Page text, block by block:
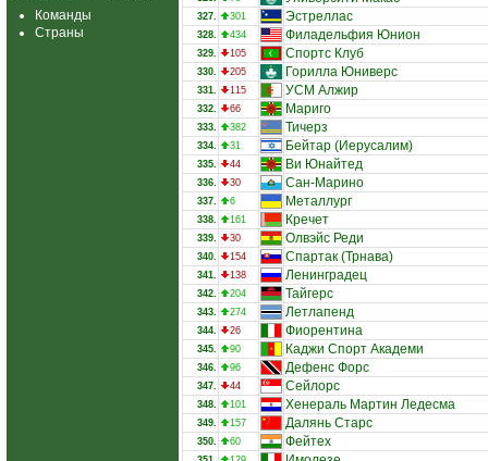
Команды
Страны
327. 301 Эстреллас
328. 434 Филадельфия Юнион
329. 105 Спортс Клуб
330. 205 Горилла Юниверс
331. 115 УСМ Алжир
332. 66 Мариго
333. 382 Тичерз
334. 31 Бейтар (Иерусалим)
335. 44 Ви Юнайтед
336. 30 Сан-Марино
337. 6 Металлург
338. 161 Кречет
339. 30 Олвэйс Реди
340. 154 Спартак (Трнава)
341. 138 Ленинградец
342. 204 Тайгерс
343. 274 Летлапенд
344. 26 Фиорентина
345. 90 Каджи Спорт Академи
346. 96 Дефенс Форс
347. 44 Сейлорс
348. 101 Хенераль Мартин Ледесма
349. 157 Далянь Старс
350. 60 Фейтех